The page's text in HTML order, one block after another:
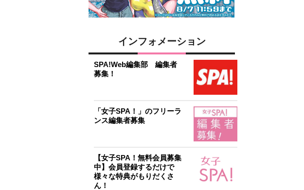
インフォメーション
SPA!Web編集部 編集者
募集！
「女子SPA！」のフリーラ
ンス編集者募集
【女子SPA！無料会員募集
中】会員登録するだけで
様々な特典がもりだくさ
ん！